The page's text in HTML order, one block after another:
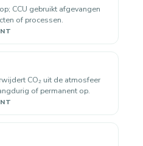
CCU gebruikt afgevangen
of processen.
CO₂ uit de atmosfeer
of permanent op.